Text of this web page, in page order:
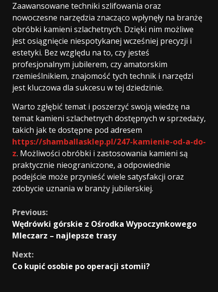
Zaawansowane techniki szlifowania oraz
nowoczesne narzędzia znacząco wpłynęły na branżę
obróbki kamieni szlachetnych. Dzięki nim możliwe
jest osiągnięcie niespotykanej wcześniej precyzji i
estetyki. Bez względu na to, czy jesteś
profesjonalnym jubilerem, czy amatorskim
rzemieślnikiem, znajomość tych technik i narzędzi
jest kluczowa dla sukcesu w tej dziedzinie.
Warto zgłębić temat i poszerzyć swoją wiedzę na
temat kamieni szlachetnych dostępnych w sprzedaży,
takich jak te dostępne pod adresem
https://shamballasklep.pl/247-kamienie-od-a-do-
z. Możliwości obróbki i zastosowania kamieni są
praktycznie nieograniczone, a odpowiednie
podejście może przynieść wiele satysfakcji oraz
zdobycie uznania w branży jubilerskiej.
Continue
Reading
Previous:
Wędrówki górskie z Ośrodka Wypoczynkowego
Mleczarz – najlepsze trasy
Next:
Co kupić osobie po operacji stomii?